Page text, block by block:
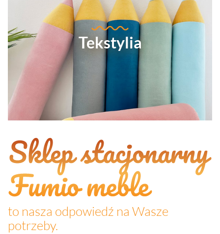
Tekstylia
to nasza odpowiedź na Wasze
potrzeby.